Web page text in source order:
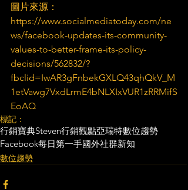
圖片來源：
https://www.socialmediatoday.com/ne
ws/facebook-updates-its-community-
values-to-better-frame-its-policy-
decisions/562832/?
fbclid=IwAR3gFnbekGXLQ43qhQkV_M
1etVawg7VxdLrmE4bNLXIxVUR1zRRMifS
EoAQ
標記：
行銷寶典Steven行銷觀點亞瑞特數位趨勢
Facebook每日第一手國外社群新知
數位趨勢